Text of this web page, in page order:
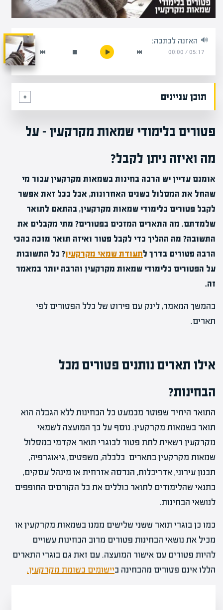
האזנה לכתבה:
05:17
/
00:00
תוכן עניינים
פטורים בלימודי שמאות מקרקעין – על
מה ואיזה ניתן לקבל?
אומנם עדיין יש הרבה בחינות בשמאות מקרקעין עבור מי
שהחל את המסלול בשנים האחרונות, אבל בכל זאת אפשר
לקבל פטורים בלימודי שמאות מקרקעין, בהתאם לתואר
שלמדתם. מה התארים המזכים בפטורים? מתי מקבלים את
התשובה? מה ההליך כדי לקבל פטור ואיזה תואר מזכה בהכי
הרבה פטורים בדרך לתעודת שמאי מקרקעין? כל התשובות
על הפטורים בלימודי שמאות מקרקעין והרבה יותר במאמר
זה.
בהמשך המאמר, לינק עם פירוט של כלל הפטורים לפי
תארים.
אילו תארים נותנים פטורים מכל
הבחינות?
התואר היחיד שפוטר מכמעט כל הבחינות ללא הגבלה הוא
תואר בשמאות מקרקעין. נוסף על כך המועצה לשמאי
מקרקעין רשאית לתת פטור לבוגרי תואר אקדמי במסלול
שמאות מקרקעין בתארים כלכלה, משפטים, גיאוגרפיה,
תכנון עירוני, אדריכלות, הנדסה אזרחית או מינהל עסקים,
בתנאי שהלימודים לתואר כוללים את כל הקורסים החופפים
לנושאי הבחינות.
כמו כן בוגרי תואר ששני שלישים ממנו בשמאות מקרקעין או
מכיל את נושאי הבחינות פטורים מרוב הבחינות עשויים
להיות פטורים עם אישור המועצה. עם זאת גם בוגרי התארים
הללו אינם פטורים מהבחינה ביישומים בשומת מקרקעין.